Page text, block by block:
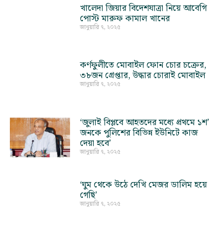
খালেদা জিয়ার বিদেশযাত্রা নিয়ে আবেগি
পোস্ট মারুফ কামাল খানের
জানুয়ারি ৭, ২০২৫
কর্ণফুলীতে মোবাইল ফোন চোর চক্রের,
৩৮জন গ্রেপ্তার, উদ্ধার চোরাই মোবাইল
জানুয়ারি ৭, ২০২৫
‘জুলাই বিপ্লবে আহতদের মধ্যে প্রথমে ১শ’
জনকে পুলিশের বিভিন্ন ইউনিটে কাজ
দেয়া হবে’
জানুয়ারি ৭, ২০২৫
‘ঘুম থেকে উঠে দেখি মেজর ডালিম হয়ে
গেছি’
জানুয়ারি ৭, ২০২৫